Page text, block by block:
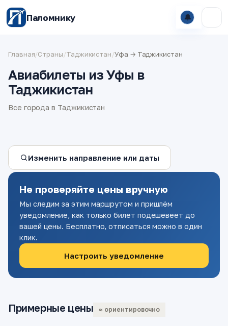
Паломнику 🔔
Главная/Страны/Таджикистан/Уфа → Таджикистан
Авиабилеты из Уфы в
Таджикистан
Все города в Таджикистан
Изменить направление или даты
Не проверяйте цены вручную
Мы следим за этим маршрутом и пришлём
уведомление, как только билет подешевеет до
вашей цены. Бесплатно, отписаться можно в один
клик.
Настроить уведомление
Примерные цены ≈ ориентировочно